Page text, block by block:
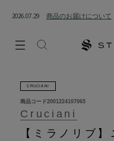
2026.07.29 商品のお届けについて
CRUCIANI
Cruciani
【ミラノリブ
商品コード2001224107065